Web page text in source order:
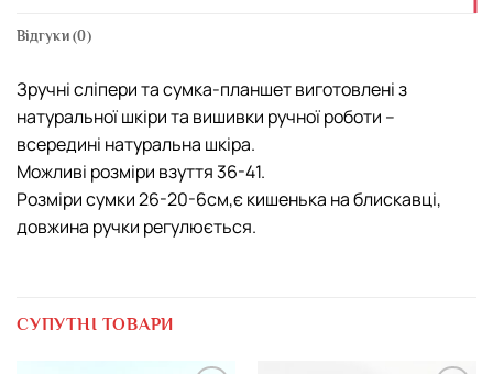
Відгуки (0)
Зручні сліпери та сумка-планшет виготовлені з
натуральної шкіри та вишивки ручної роботи –
всередині натуральна шкіра.
Можливі розміри взуття 36-41.
Розміри сумки 26-20-6см,є кишенька на блискавці,
довжина ручки регулюється.
СУПУТНІ ТОВАРИ